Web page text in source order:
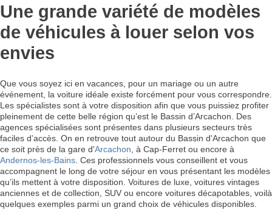
Une grande variété de modèles
de véhicules à louer selon vos
envies
Que vous soyez ici en vacances, pour un mariage ou un autre
événement, la voiture idéale existe forcément pour vous correspondre.
Les spécialistes sont à votre disposition afin que vous puissiez profiter
pleinement de cette belle région qu’est le Bassin d’Arcachon. Des
agences spécialisées sont présentes dans plusieurs secteurs très
faciles d’accès. On en retrouve tout autour du Bassin d'Arcachon que
ce soit près de la gare d'Arcachon , à Cap-Ferret ou encore à
Andernos-les-Bains . Ces professionnels vous conseillent et vous
accompagnent le long de votre séjour en vous présentant les modèles
qu’ils mettent à votre disposition. Voitures de luxe, voitures vintages
anciennes et de collection, SUV ou encore voitures décapotables, voilà
quelques exemples parmi un grand choix de véhicules disponibles.